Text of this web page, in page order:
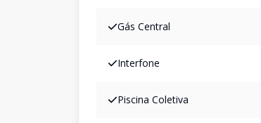
Gás Central
Interfone
Piscina Coletiva